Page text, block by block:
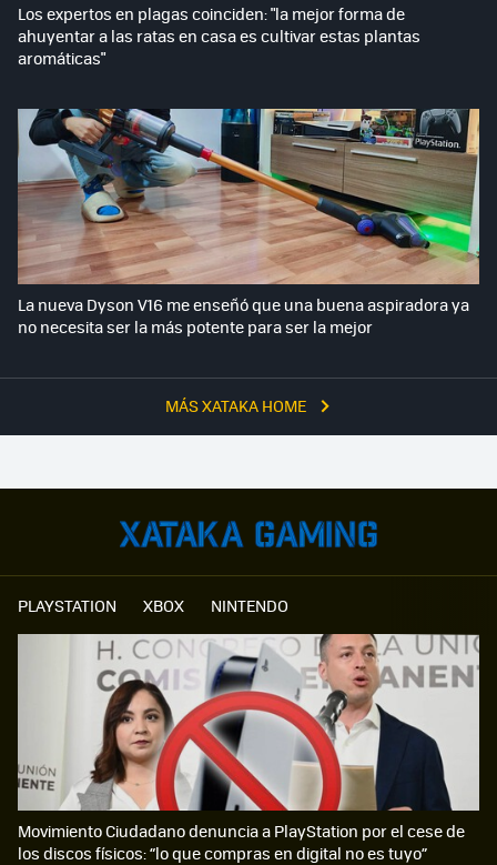
MÁS XATAKA HOME
Los expertos en plagas coinciden: "la mejor forma de
ahuyentar a las ratas en casa es cultivar estas plantas
aromáticas"
La nueva Dyson V16 me enseñó que una buena aspiradora ya
no necesita ser la más potente para ser la mejor
PLAYSTATION XBOX NINTENDO
Movimiento Ciudadano denuncia a PlayStation por el cese de
los discos físicos: “lo que compras en digital no es tuyo”